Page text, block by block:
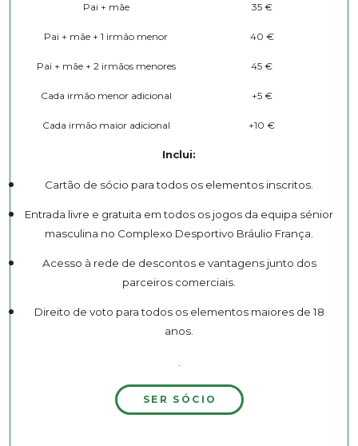
Pai + mãe 35 €
Pai + mãe + 1 irmão menor 40 €
Pai + mãe + 2 irmãos menores 45 €
Cada irmão menor adicional +5 €
Cada irmão maior adicional +10 €
Inclui:
Cartão de sócio para todos os elementos inscritos.
Entrada livre e gratuita em todos os jogos da equipa sénior
masculina no Complexo Desportivo Bráulio França.
Acesso à rede de descontos e vantagens junto dos
parceiros comerciais.
Direito de voto para todos os elementos maiores de 18
anos.
SER SÓCIO